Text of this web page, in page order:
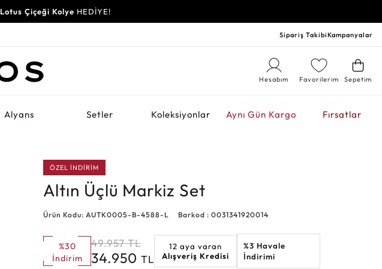
Lotus Çiçeği Kolye HEDİYE!
Sipariş TakibiKampanyalar
Sepetim
Favorilerim
Hesabım
Alyans Setler Koleksiyonlar Aynı Gün Kargo Fırsatlar
ÖZEL İNDİRİM
Altın Üçlü Markiz Set
Ürün Kodu: AUTK0005-B-4588-L Barkod : 0031341920014
%30
İndirim
49.957 TL
34.950TL
12 aya varan
Alışveriş Kredisi
%3 Havale
İndirimi